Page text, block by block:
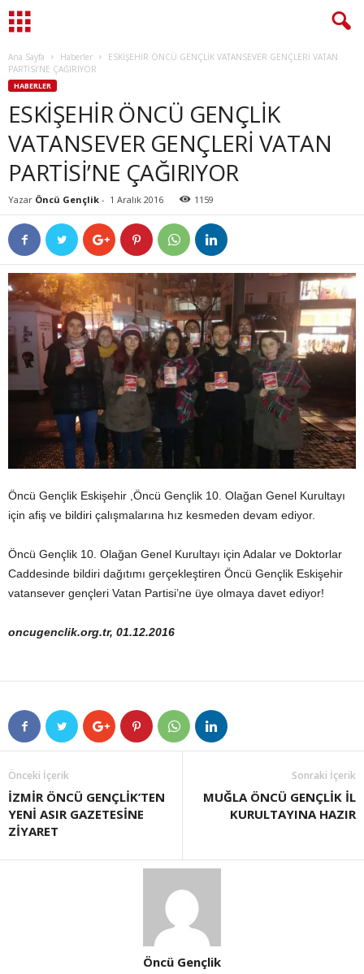
Ana Sayfa Haberler
ESKİŞEHİR ÖNCÜ GENÇLİK VATANSEVER GENÇLERİ VATAN
PARTİSİ’NE ÇAĞIRIYOR
HABERLER
ESKİŞEHİR ÖNCÜ GENÇLİK
VATANSEVER GENÇLERİ VATAN
PARTİSİ’NE ÇAĞIRIYOR
Yazar Öncü Gençlik - 1 Aralık 2016 1159
Öncü Gençlik Eskişehir ,Öncü Gençlik 10. Olağan Genel Kurultayı
için afiş ve bildiri çalışmalarına hız kesmeden devam ediyor.
Öncü Gençlik 10. Olağan Genel Kurultayı için Adalar ve Doktorlar
Caddesinde bildiri dağıtımı gerçekleştiren Öncü Gençlik Eskişehir
vatansever gençleri Vatan Partisi’ne üye olmaya davet ediyor!
oncugenclik.org.tr, 01.12.2016
Önceki İçerik
İZMİR ÖNCÜ GENÇLİK’TEN
YENİ ASIR GAZETESİNE
ZİYARET
Sonraki İçerik
MUĞLA ÖNCÜ GENÇLİK İL
KURULTAYINA HAZIR
Öncü Gençlik